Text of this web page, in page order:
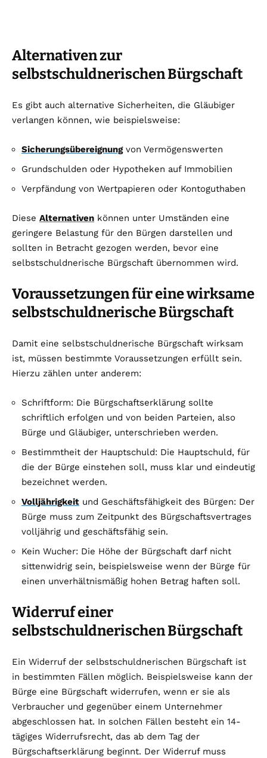
Alternativen zur
selbstschuldnerischen Bürgschaft
Es gibt auch alternative Sicherheiten, die Gläubiger
verlangen können, wie beispielsweise:
Sicherungsübereignungvon Vermögenswerten
Grundschulden oder Hypotheken auf Immobilien
Verpfändung von Wertpapieren oder Kontoguthaben
Diese Alternativen können unter Umständen eine
geringere Belastung für den Bürgen darstellen und
sollten in Betracht gezogen werden, bevor eine
selbstschuldnerische Bürgschaft übernommen wird.
Voraussetzungen für eine wirksame
selbstschuldnerische Bürgschaft
Damit eine selbstschuldnerische Bürgschaft wirksam
ist, müssen bestimmte Voraussetzungen erfüllt sein.
Hierzu zählen unter anderem:
Schriftform: Die Bürgschaftserklärung sollte
schriftlich erfolgen und von beiden Parteien, also
Bürge und Gläubiger, unterschrieben werden.
Bestimmtheit der Hauptschuld: Die Hauptschuld, für
die der Bürge einstehen soll, muss klar und eindeutig
bezeichnet werden.
Volljährigkeit und Geschäftsfähigkeit des Bürgen: Der
Bürge muss zum Zeitpunkt des Bürgschaftsvertrages
volljährig und geschäftsfähig sein.
Kein Wucher: Die Höhe der Bürgschaft darf nicht
sittenwidrig sein, beispielsweise wenn der Bürge für
einen unverhältnismäßig hohen Betrag haften soll.
Widerruf einer
selbstschuldnerischen Bürgschaft
Ein Widerruf der selbstschuldnerischen Bürgschaft ist
in bestimmten Fällen möglich. Beispielsweise kann der
Bürge eine Bürgschaft widerrufen, wenn er sie als
Verbraucher und gegenüber einem Unternehmer
abgeschlossen hat. In solchen Fällen besteht ein 14-
tägiges Widerrufsrecht, das ab dem Tag der
Bürgschaftserklärung beginnt. Der Widerruf muss